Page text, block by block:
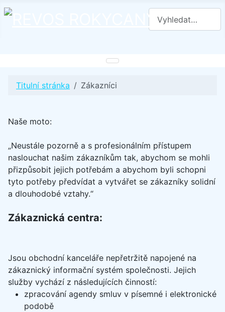
Hledat
Titulní stránka Zákazníci
Naše moto:
„Neustále pozorně a s profesionálním přístupem
naslouchat našim zákazníkům tak, abychom se mohli
přizpůsobit jejich potřebám a abychom byli schopni
tyto potřeby předvídat a vytvářet se zákazníky solidní
a dlouhodobé vztahy.“
Zákaznická centra:
Jsou obchodní kanceláře nepřetržitě napojené na
zákaznický informační systém společnosti. Jejich
služby vychází z následujících činností:
zpracování agendy smluv v písemné i elektronické
podobě